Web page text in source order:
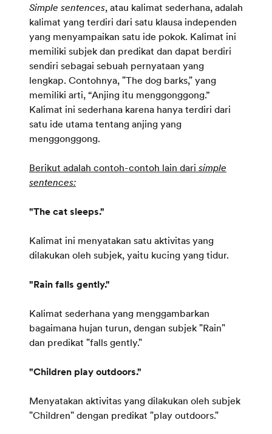
Simple sentences, atau kalimat sederhana, adalah
kalimat yang terdiri dari satu klausa independen
yang menyampaikan satu ide pokok. Kalimat ini
memiliki subjek dan predikat dan dapat berdiri
sendiri sebagai sebuah pernyataan yang
lengkap. Contohnya, "The dog barks," yang
memiliki arti, “Anjing itu menggonggong.”
Kalimat ini sederhana karena hanya terdiri dari
satu ide utama tentang anjing yang
menggonggong.
Berikut adalah contoh-contoh lain dari simple
sentences:
"The cat sleeps."
Kalimat ini menyatakan satu aktivitas yang
dilakukan oleh subjek, yaitu kucing yang tidur.
"Rain falls gently."
Kalimat sederhana yang menggambarkan
bagaimana hujan turun, dengan subjek "Rain"
dan predikat "falls gently."
"Children play outdoors."
Menyatakan aktivitas yang dilakukan oleh subjek
"Children" dengan predikat "play outdoors."